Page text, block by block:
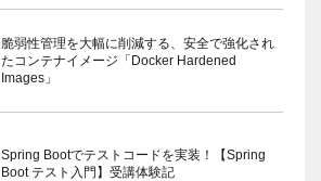
脆弱性管理を大幅に削減する、安全で強化され
たコンテナイメージ「Docker Hardened
Images」
Spring Bootでテストコードを実装！【Spring
Boot テスト入門】受講体験記